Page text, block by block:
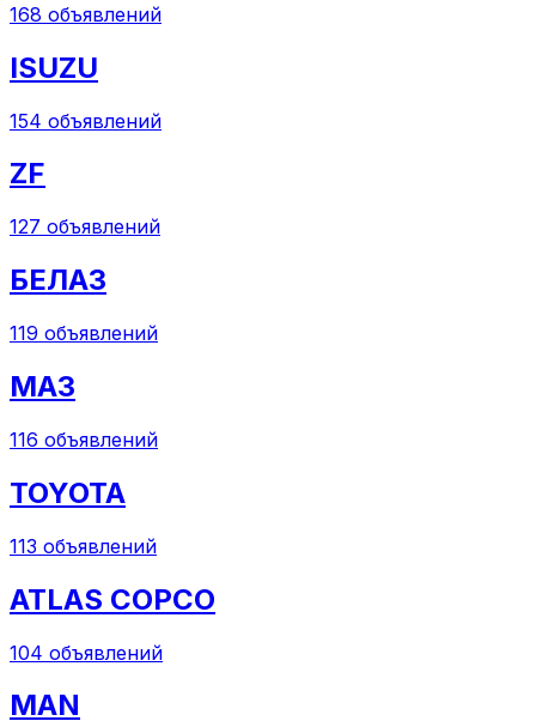
168 объявлений
ISUZU
154 объявлений
ZF
127 объявлений
БЕЛАЗ
119 объявлений
МАЗ
116 объявлений
TOYOTA
113 объявлений
ATLAS COPCO
104 объявлений
MAN